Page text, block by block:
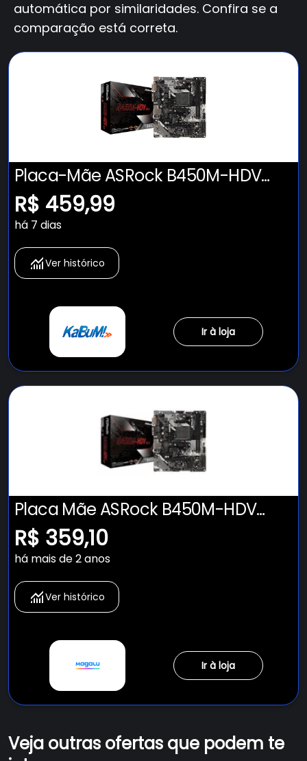
automática por similaridades. Confira se a
comparação está correta.
Placa-Mãe ASRock B450M-HDV
R4.0, AMD AM4, Micro ATX, DDR4
R$ 459,99
há 7 dias
Ver histórico
Ir à loja
Placa Mãe ASRock B450M-HDV
R4.0, AMD AM4, Micro ATX, DDR4
R$ 359,10
há mais de 2 anos
Ver histórico
Ir à loja
Veja outras ofertas que podem te